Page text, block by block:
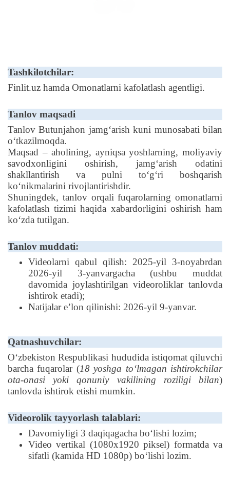
Tashkilotchilar:
Finlit.uz hamda Omonatlarni kafolatlash agentligi.
Tanlov maqsadi
Tanlov Butunjahon jamgʻarish kuni munosabati bilan
oʻtkazilmoqda.
Maqsad – aholining, ayniqsa yoshlarning, moliyaviy
savodxonligini oshirish, jamgʻarish odatini
shakllantirish va pulni toʻgʻri boshqarish
koʻnikmalarini rivojlantirishdir.
Shuningdek, tanlov orqali fuqarolarning omonatlarni
kafolatlash tizimi haqida xabardorligini oshirish ham
koʻzda tutilgan.
Tanlov muddati:
Videolarni qabul qilish: 2025-yil 3-noyabrdan
2026-yil 3-yanvargacha (ushbu muddat
davomida joylashtirilgan videoroliklar tanlovda
ishtirok etadi);
Natijalar eʼlon qilinishi: 2026-yil 9-yanvar.
Qatnashuvchilar:
Oʻzbekiston Respublikasi hududida istiqomat qiluvchi
barcha fuqarolar (18 yoshga to‘lmagan ishtirokchilar
ota-onasi yoki qonuniy vakilining roziligi bilan)
tanlovda ishtirok etishi mumkin.
Videorolik tayyorlash talablari:
Davomiyligi 3 daqiqagacha boʻlishi lozim;
Video vertikal (1080x1920 piksel) formatda va
sifatli (kamida HD 1080p) boʻlishi lozim.